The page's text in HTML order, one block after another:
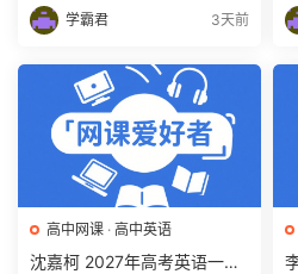
学霸君 3天前
高中网课 · 高中英语
沈嘉柯 2027年高考英语一轮